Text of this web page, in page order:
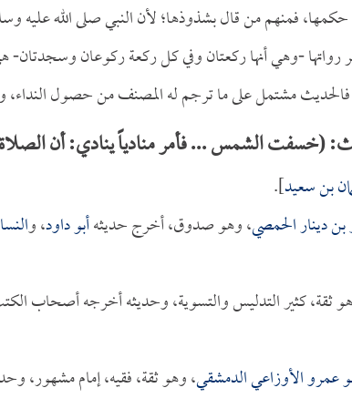
فمنهم من قال بشذوذها؛ لأن النبي صلى الله عليه
رواتها -وهي أنها ركعتان وفي كل ركعة ركوعان وسجدتان-
فالحديث مشتمل على ما ترجم له المصنف من حصول
(خسفت الشمس ... فأمر منادياً ينادي: أن
بن سعيد].
دينار الحمصي، وهو صدوق، أخرج حديثهأبو داود، و
ثقة، كثير التدليس والتسوية، وحديثه أخرجه أصحاب
عمرو الأوزاعي الدمشقي، وهو ثقة، فقيه، إمام مشهور،